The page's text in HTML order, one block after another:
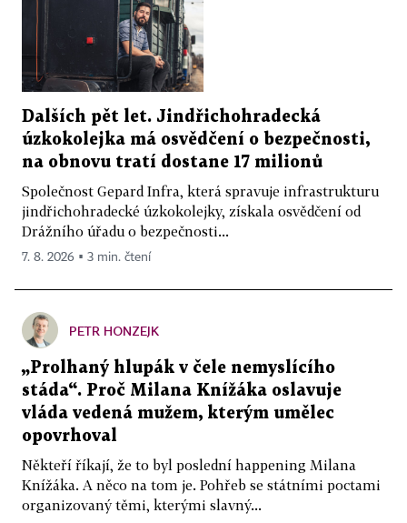
Dalších pět let. Jindřichohradecká
úzkokolejka má osvědčení o bezpečnosti,
na obnovu tratí dostane 17 milionů
Společnost Gepard Infra, která spravuje infrastrukturu
jindřichohradecké úzkokolejky, získala osvědčení od
Drážního úřadu o bezpečnosti...
7. 8. 2026 ▪ 3 min. čtení
PETR HONZEJK
„Prolhaný hlupák v čele nemyslícího
stáda“. Proč Milana Knížáka oslavuje
vláda vedená mužem, kterým umělec
opovrhoval
Někteří říkají, že to byl poslední happening Milana
Knížáka. A něco na tom je. Pohřeb se státními poctami
organizovaný těmi, kterými slavný...